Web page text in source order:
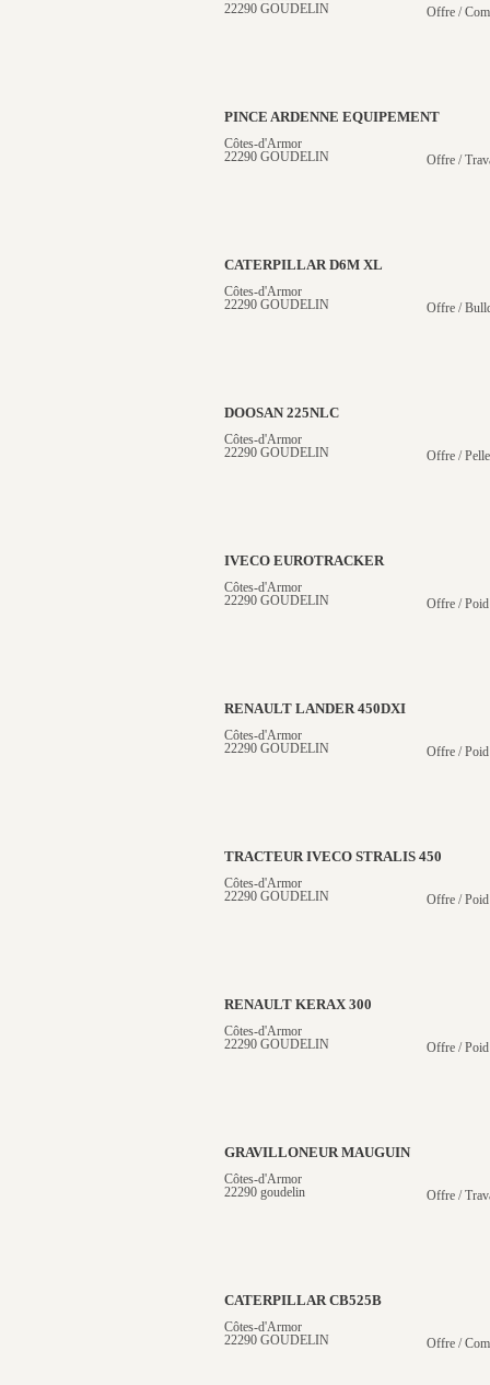
22290 GOUDELIN
Offre /
PINCE ARDENNE EQUIPEMENT
Côtes-d'Armor
22290 GOUDELIN
Offre /
CATERPILLAR D6M XL
Côtes-d'Armor
22290 GOUDELIN
Offre /
DOOSAN 225NLC
Côtes-d'Armor
22290 GOUDELIN
Offre /
IVECO EUROTRACKER
Côtes-d'Armor
22290 GOUDELIN
Offre /
RENAULT LANDER 450DXI
Côtes-d'Armor
22290 GOUDELIN
Offre /
TRACTEUR IVECO STRALIS 450
Côtes-d'Armor
22290 GOUDELIN
Offre /
RENAULT KERAX 300
Côtes-d'Armor
22290 GOUDELIN
Offre /
GRAVILLONEUR MAUGUIN
Côtes-d'Armor
22290 goudelin
Offre /
CATERPILLAR CB525B
Côtes-d'Armor
22290 GOUDELIN
Offre /